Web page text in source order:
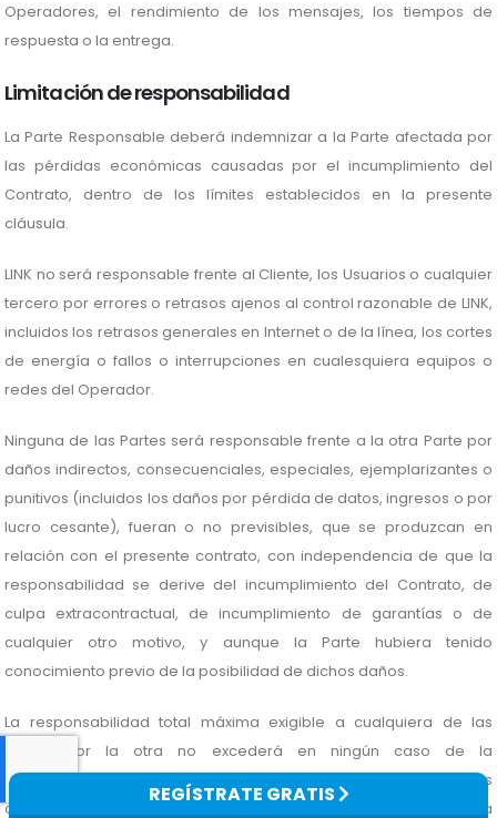
REGÍSTRATE GRATIS
Operadores, el rendimiento de los mensajes, los tiempos de
respuesta o la entrega.
Limitación de responsabilidad
La Parte Responsable deberá indemnizar a la Parte afectada por
las pérdidas económicas causadas por el incumplimiento del
Contrato, dentro de los límites establecidos en la presente
cláusula.
LINK no será responsable frente al Cliente, los Usuarios o cualquier
tercero por errores o retrasos ajenos al control razonable de LINK,
incluidos los retrasos generales en Internet o de la línea, los cortes
de energía o fallos o interrupciones en cualesquiera equipos o
redes del Operador.
Ninguna de las Partes será responsable frente a la otra Parte por
daños indirectos, consecuenciales, especiales, ejemplarizantes o
punitivos (incluidos los daños por pérdida de datos, ingresos o por
lucro cesante), fueran o no previsibles, que se produzcan en
relación con el presente contrato, con independencia de que la
responsabilidad se derive del incumplimiento del Contrato, de
culpa extracontractual, de incumplimiento de garantías o de
cualquier otro motivo, y aunque la Parte hubiera tenido
conocimiento previo de la posibilidad de dichos daños.
La responsabilidad total máxima exigible a cualquiera de las
Partes por la otra no excederá en ningún caso de la
contraprestación pagada por el Cliente en un periodo de 12 meses
consecutivos anterior a la fecha de la Reclamación, excluida la